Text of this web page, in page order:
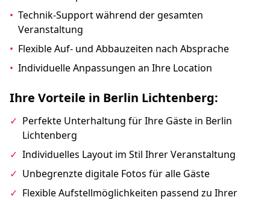
• Technik-Support während der gesamten
Veranstaltung
• Flexible Auf- und Abbauzeiten nach Absprache
• Individuelle Anpassungen an Ihre Location
Ihre Vorteile in Berlin Lichtenberg:
✓ Perfekte Unterhaltung für Ihre Gäste in Berlin
Lichtenberg
✓ Individuelles Layout im Stil Ihrer Veranstaltung
✓ Unbegrenzte digitale Fotos für alle Gäste
✓ Flexible Aufstellmöglichkeiten passend zu Ihrer